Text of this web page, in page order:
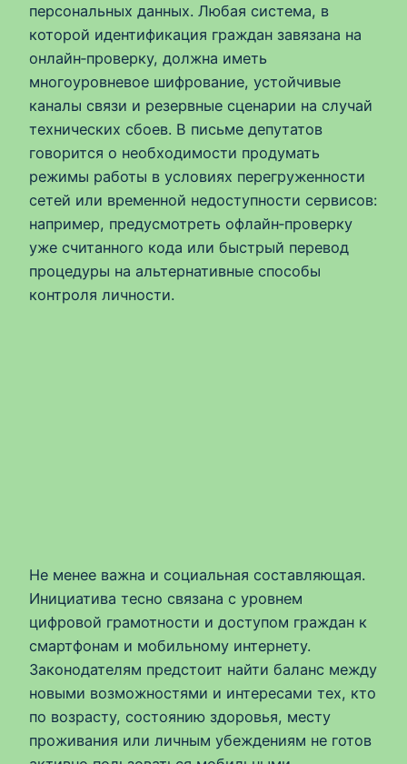
персональных данных. Любая система, в
которой идентификация граждан завязана на
онлайн‑проверку, должна иметь
многоуровневое шифрование, устойчивые
каналы связи и резервные сценарии на случай
технических сбоев. В письме депутатов
говорится о необходимости продумать
режимы работы в условиях перегруженности
сетей или временной недоступности сервисов:
например, предусмотреть офлайн‑проверку
уже считанного кода или быстрый перевод
процедуры на альтернативные способы
контроля личности.
Не менее важна и социальная составляющая.
Инициатива тесно связана с уровнем
цифровой грамотности и доступом граждан к
смартфонам и мобильному интернету.
Законодателям предстоит найти баланс между
новыми возможностями и интересами тех, кто
по возрасту, состоянию здоровья, месту
проживания или личным убеждениям не готов